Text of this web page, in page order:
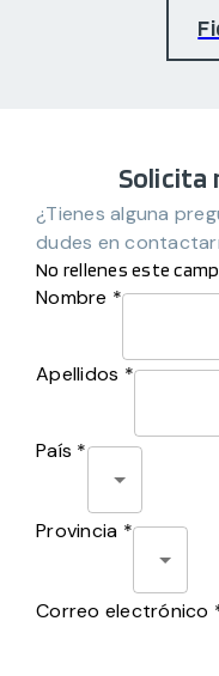
Solicita
¿Tienes alguna
dudes en
No rellenes este
Nombre *
Apellidos *
País *
Provincia *
Correo electrónico